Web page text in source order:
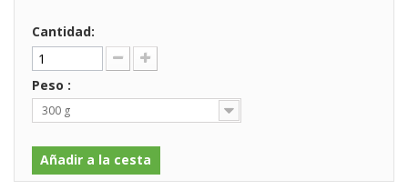
Cantidad:
Peso :
300 g
Añadir a la cesta